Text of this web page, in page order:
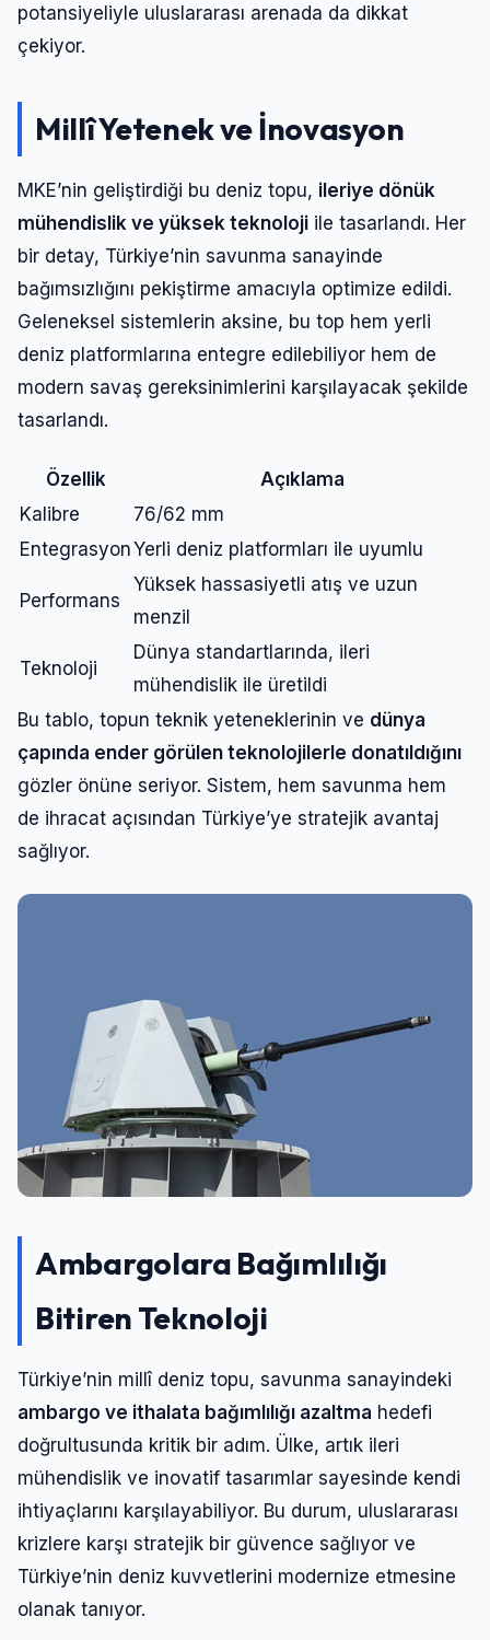
potansiyeliyle uluslararası arenada da dikkat
çekiyor.
Millî Yetenek ve İnovasyon
MKE’nin geliştirdiği bu deniz topu, ileriye dönük
mühendislik ve yüksek teknoloji ile tasarlandı. Her
bir detay, Türkiye’nin savunma sanayinde
bağımsızlığını pekiştirme amacıyla optimize edildi.
Geleneksel sistemlerin aksine, bu top hem yerli
deniz platformlarına entegre edilebiliyor hem de
modern savaş gereksinimlerini karşılayacak şekilde
tasarlandı.
Özellik
Açıklama
Kalibre
76/62 mm
EntegrasyonYerli deniz platformları ile uyumlu
Performans
Yüksek hassasiyetli atış ve uzun
menzil
Teknoloji
Dünya standartlarında, ileri
mühendislik ile üretildi
Bu tablo, topun teknik yeteneklerinin ve dünya
çapında ender görülen teknolojilerle donatıldığını
gözler önüne seriyor. Sistem, hem savunma hem
de ihracat açısından Türkiye’ye stratejik avantaj
sağlıyor.
Ambargolara Bağımlılığı
Bitiren Teknoloji
Türkiye’nin millî deniz topu, savunma sanayindeki
ambargo ve ithalata bağımlılığı azaltma hedefi
doğrultusunda kritik bir adım. Ülke, artık ileri
mühendislik ve inovatif tasarımlar sayesinde kendi
ihtiyaçlarını karşılayabiliyor. Bu durum, uluslararası
krizlere karşı stratejik bir güvence sağlıyor ve
Türkiye’nin deniz kuvvetlerini modernize etmesine
olanak tanıyor.